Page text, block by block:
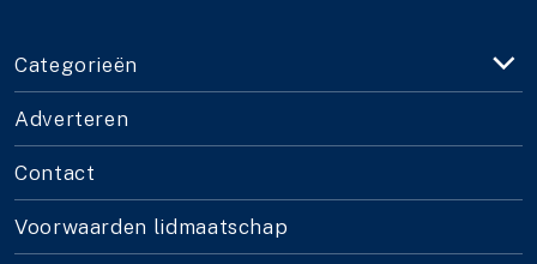
Categorieën
Adverteren
Contact
Voorwaarden lidmaatschap